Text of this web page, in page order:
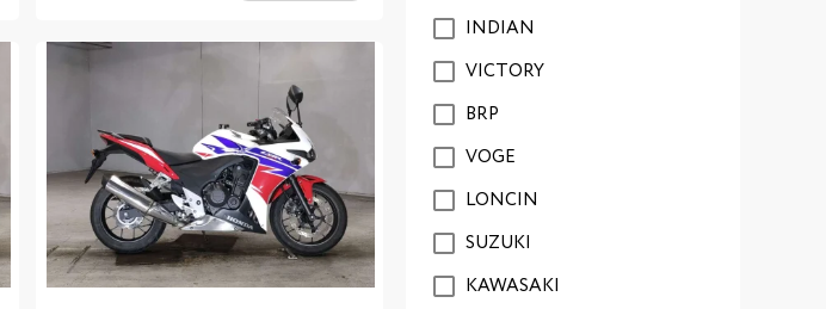
INDIAN
VICTORY
BRP
VOGE
LONCIN
SUZUKI
KAWASAKI